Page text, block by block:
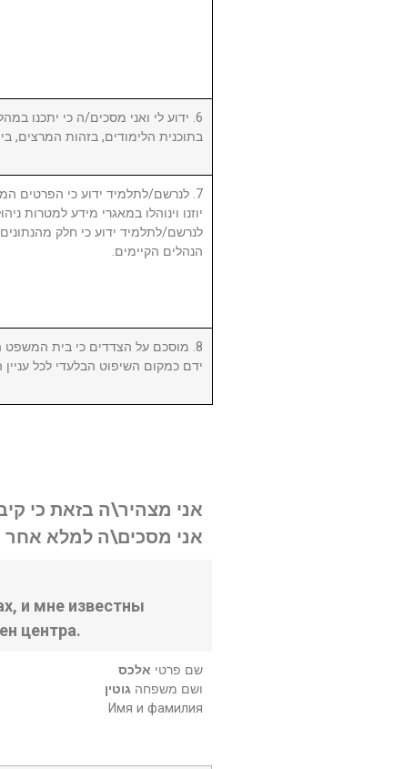
6. ידוע לי ואני מסכים/ה כי יתכנו
בתוכנית הלימודים, בזהות המרצים,
7. לנרשם/לתלמיד ידוע כי הפרטים
יוזנו וינוהלו במאגרי מידע למטרות
לנרשם/לתלמיד ידוע כי חלק מהנתונים
הנהלים הקיימים.
8. מוסכם על הצדדים כי בית
ידם כמקום השיפוט הבלעדי לכל
אני מצהיר\ה בזאת כי
אני מסכים\ה למלא אחר
и мне известны
центра.
שם פרטי אלכס
ושם משפחהגוטין
Имя и фамилия